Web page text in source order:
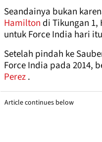
Seandainya bukan
Hamilton di Tikungan 1,
untuk Force India hari
Setelah pindah ke
Force India pada 2014,
Perez.
Article continues below